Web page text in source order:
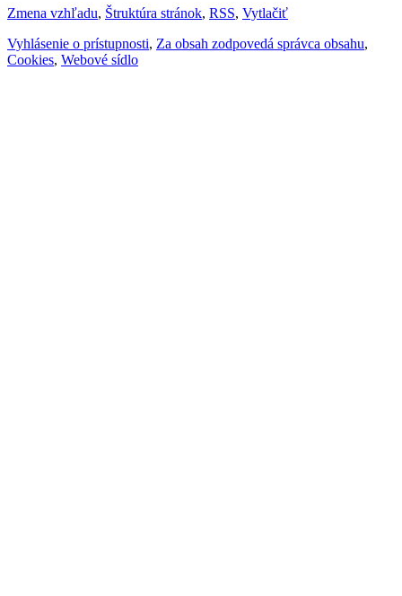
Zmena vzhľadu, Štruktúra stránok, RSS, Vytlačiť
Vyhlásenie o prístupnosti, Za obsah zodpovedá správca obsahu,
Cookies, Webové sídlo